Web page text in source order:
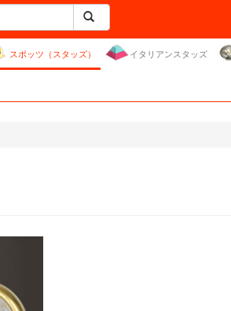
スポッツ（スタッズ） イタリアンスタッズ